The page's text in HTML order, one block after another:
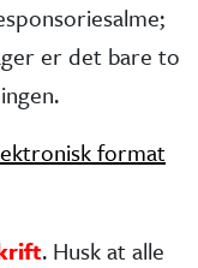
er det bare to
format
. Husk at alle